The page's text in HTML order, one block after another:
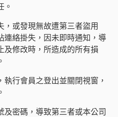
。
，或發現無故遭第三者盜用
連絡掛失，因未即時通知，導
及修改時，所造成的所有損
行會員之登出並關閉視窗，
及密碼，導致第三者或本公司